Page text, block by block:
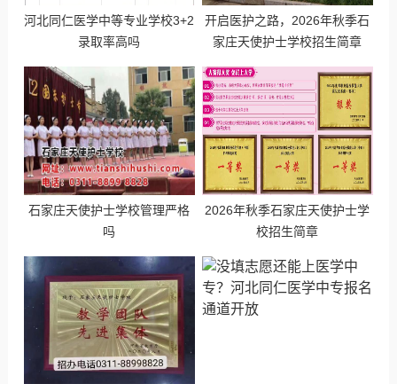
河北同仁医学中等专业学校3+2
录取率高吗
开启医护之路，2026年秋季石
家庄天使护士学校招生简章
石家庄天使护士学校管理严格
吗
2026年秋季石家庄天使护士学
校招生简章